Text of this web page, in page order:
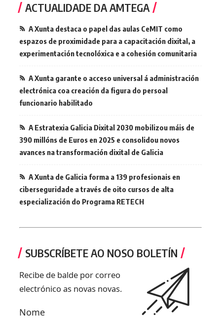
ACTUALIDADE DA AMTEGA
A Xunta destaca o papel das aulas CeMIT como
espazos de proximidade para a capacitación dixital, a
experimentación tecnolóxica e a cohesión comunitaria
A Xunta garante o acceso universal á administración
electrónica coa creación da figura do persoal
funcionario habilitado
A Estratexia Galicia Dixital 2030 mobilizou máis de
390 millóns de Euros en 2025 e consolidou novos
avances na transformación dixital de Galicia
A Xunta de Galicia forma a 139 profesionais en
ciberseguridade a través de oito cursos de alta
especialización do Programa RETECH
SUBSCRÍBETE AO NOSO BOLETÍN
Recibe de balde por correo
electrónico as novas novas.
Nome